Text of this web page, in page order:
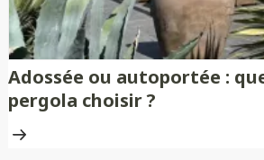
Adossée ou autoportée :
pergola choisir ?